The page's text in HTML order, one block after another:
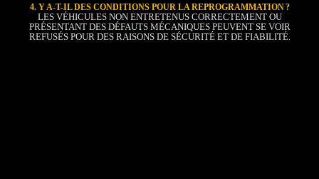
4. Y A-T-IL DES CONDITIONS POUR LA REPROGRAMMATION ?
LES VÉHICULES NON ENTRETENUS CORRECTEMENT OU
PRÉSENTANT DES DÉFAUTS MÉCANIQUES PEUVENT SE VOIR
REFUSÉS POUR DES RAISONS DE SÉCURITÉ ET DE FIABILITÉ.